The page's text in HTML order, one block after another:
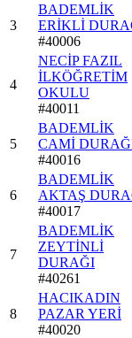
3
BADEMLİK
ERİKLİ
#40006
4
NECİP FAZIL
İLKÖĞRETİM
OKULU
#40011
5
BADEMLİK
CAMİ
#40016
6
BADEMLİK
AKTAŞ
#40017
7
BADEMLİK
ZEYTİNLİ
DURAĞI
#40261
8
HACIKADIN
PAZAR YERİ
#40020